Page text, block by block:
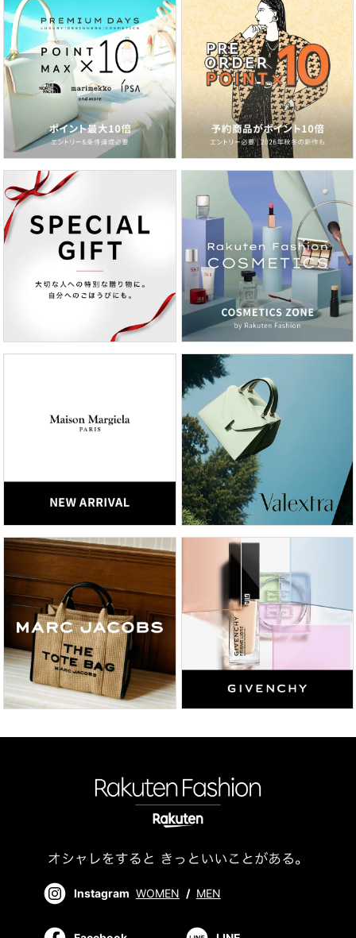
Instagram WOMEN / MEN